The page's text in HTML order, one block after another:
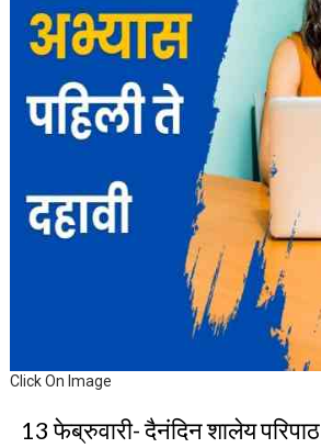
Click On Image
13 फेब्रुवारी- दैनंदिन शालेय परिपाठ